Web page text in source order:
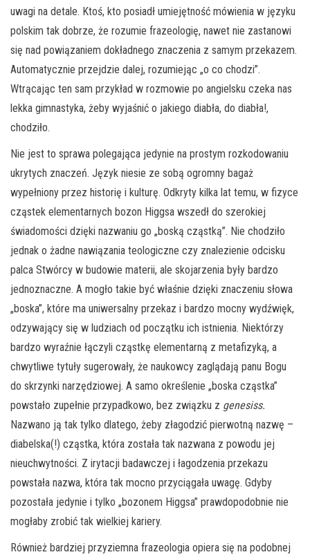
uwagi na detale. Ktoś, kto posiadł umiejętność mówienia w języku
polskim tak dobrze, że rozumie frazeologię, nawet nie zastanowi
się nad powiązaniem dokładnego znaczenia z samym przekazem.
Automatycznie przejdzie dalej, rozumiejąc „o co chodzi”.
Wtrącając ten sam przykład w rozmowie po angielsku czeka nas
lekka gimnastyka, żeby wyjaśnić o jakiego diabła, do diabła!,
chodziło.
Nie jest to sprawa polegająca jedynie na prostym rozkodowaniu
ukrytych znaczeń. Język niesie ze sobą ogromny bagaż
wypełniony przez historię i kulturę. Odkryty kilka lat temu, w fizyce
cząstek elementarnych bozon Higgsa wszedł do szerokiej
świadomości dzięki nazwaniu go „boską cząstką”. Nie chodziło
jednak o żadne nawiązania teologiczne czy znalezienie odcisku
palca Stwórcy w budowie materii, ale skojarzenia były bardzo
jednoznaczne. A mogło takie być właśnie dzięki znaczeniu słowa
„boska”, które ma uniwersalny przekaz i bardzo mocny wydźwięk,
odzywający się w ludziach od początku ich istnienia. Niektórzy
bardzo wyraźnie łączyli cząstkę elementarną z metafizyką, a
chwytliwe tytuły sugerowały, że naukowcy zaglądają panu Bogu
do skrzynki narzędziowej. A samo określenie „boska cząstka”
powstało zupełnie przypadkowo, bez związku z genesiss.
Nazwano ją tak tylko dlatego, żeby złagodzić pierwotną nazwę –
diabelska(!) cząstka, która została tak nazwana z powodu jej
nieuchwytności. Z irytacji badawczej i łagodzenia przekazu
powstała nazwa, która tak mocno przyciągała uwagę. Gdyby
pozostała jedynie i tylko „bozonem Higgsa” prawdopodobnie nie
mogłaby zrobić tak wielkiej kariery.
Również bardziej przyziemna frazeologia opiera się na podobnej